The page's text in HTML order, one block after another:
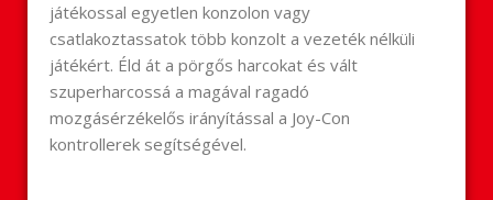
játékossal egyetlen konzolon vagy
csatlakoztassatok több konzolt a vezeték nélküli
játékért. Éld át a pörgős harcokat és vált
szuperharcossá a magával ragadó
mozgásérzékelős irányítással a Joy-Con
kontrollerek segítségével.